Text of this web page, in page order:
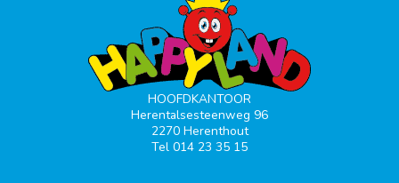
HOOFDKANTOOR
Herentalsesteenweg 96
2270 Herenthout
Tel 014 23 35 15